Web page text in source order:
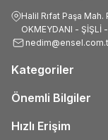
Halil Rıfat Paşa
OKMEYDANI - ŞİŞLİ -
Kategoriler
Önemli Bilgiler
Hızlı Erişim